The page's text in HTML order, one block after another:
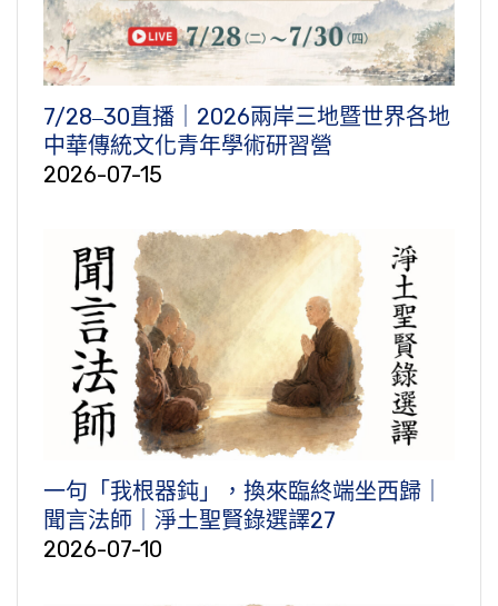
7/28‒30直播｜2026兩岸三地暨世界各地
中華傳統文化青年學術研習營
2026-07-15
一句「我根器鈍」，換來臨終端坐西歸｜
聞言法師｜淨土聖賢錄選譯27
2026-07-10